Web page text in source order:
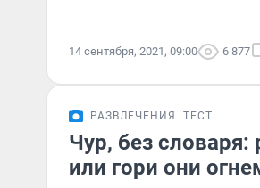
14 сентября, 2021, 09:00 6 877
РАЗВЛЕЧЕНИЯ ТЕСТ
Чур, без словаря:
или гори они